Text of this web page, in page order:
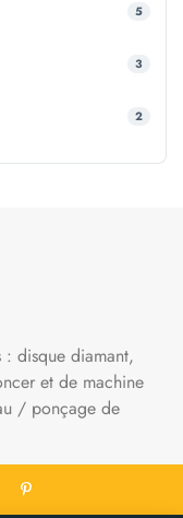
5
3
2
: disque diamant,
et de machine
/ ponçage de